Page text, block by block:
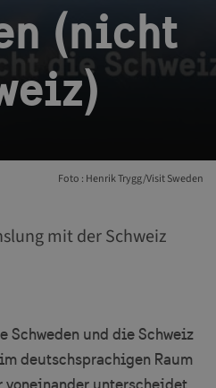
Foto : Henrik Trygg/Visit Sweden
(nicht
mit der Schweiz
Schweden und die Schweiz
deutschsprachigen Raum